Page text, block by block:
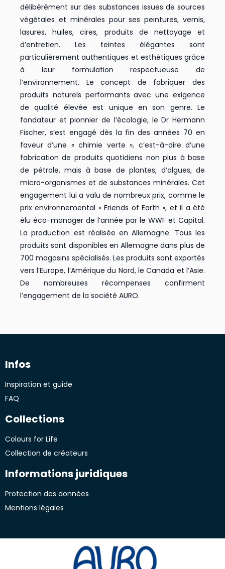
délibérément sur des substances issues de sources
végétales et minérales pour ses peintures, vernis,
lasures, huiles, cires, produits de nettoyage et
d’entretien. Les teintes élégantes sont
particulièrement authentiques et esthétiques grâce
à leur formulation respectueuse de
l’environnement. Le concept de fabriquer des
produits naturels performants avec une exigence
de qualité élevée est unique en son genre. Le
fondateur et pionnier de l’écologie, le Dr Hermann
Fischer, s’est engagé dès la fin des années 70 en
faveur d’une « chimie verte », c’est-à-dire d’une
fabrication de produits quotidiens non plus à base
de pétrole, mais à base de plantes, d’algues, de
micro-organismes et de substances minérales. Cet
engagement lui a valu de nombreux prix, comme le
prix environnemental « Friends of Earth », et il a été
élu éco-manager de l’année par le WWF et Capital.
La production est réalisée en Allemagne. Tous les
produits sont disponibles en Allemagne dans plus de
700 magasins spécialisés. Les produits sont exportés
vers l’Europe, l’Amérique du Nord, le Canada et l’Asie.
De nombreuses récompenses confirment
l’engagement de la société AURO.
Infos
Inspiration et guide
FAQ
Collections
Colours for Life
Collection de créateurs
Informations juridiques
Protection des données
Mentions légales